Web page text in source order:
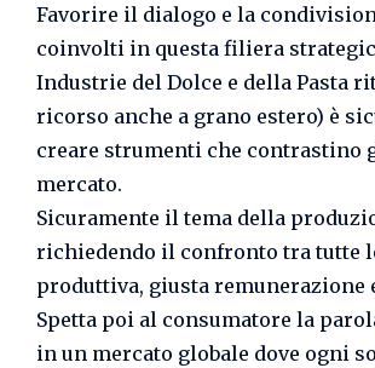
Favorire il dialogo e la
coinvolti in questa filiera
Industrie del Dolce e della Pasta
ricorso anche a grano estero) è
creare strumenti che
mercato.
Sicuramente il tema della
richiedendo il confronto tra tutte
produttiva, giusta remunerazione
Spetta poi al consumatore la
in un mercato globale dove ogni